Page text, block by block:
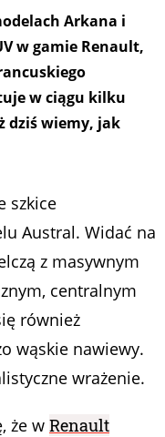
Arkana i
w gamie Renault,
w ciągu kilku
dziś wiemy, jak
szkice
Austral. Widać na
z masywnym
centralnym
również
wąskie nawiewy.
wrażenie.
że w Renault